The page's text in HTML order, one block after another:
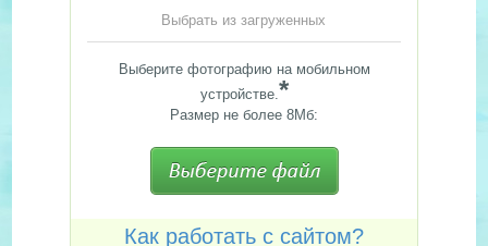
Выбрать из загруженных
Выберите фотографию на мобильном
устройстве.*
Размер не более 8Мб:
Как работать с сайтом?